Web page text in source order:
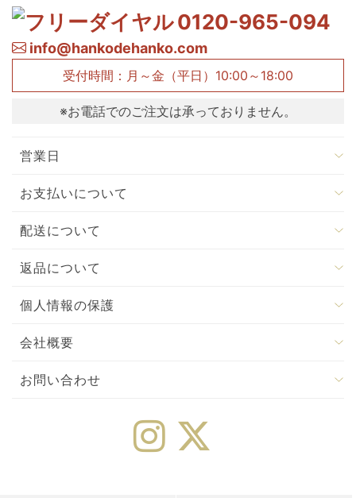
0120-965-094
info@hankodehanko.com
受付時間：月～金（平日）10:00～18:00
※お電話でのご注文は承っておりません。
営業日
お支払いについて
配送について
返品について
個人情報の保護
会社概要
お問い合わせ